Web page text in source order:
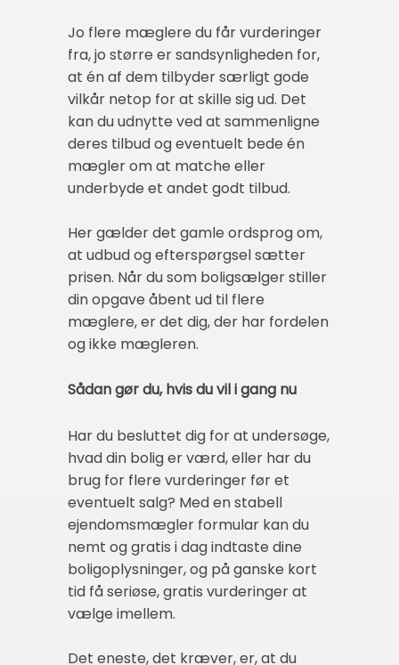
Jo flere mæglere du får vurderinger
fra, jo større er sandsynligheden for,
at én af dem tilbyder særligt gode
vilkår netop for at skille sig ud. Det
kan du udnytte ved at sammenligne
deres tilbud og eventuelt bede én
mægler om at matche eller
underbyde et andet godt tilbud.
Her gælder det gamle ordsprog om,
at udbud og efterspørgsel sætter
prisen. Når du som boligsælger stiller
din opgave åbent ud til flere
mæglere, er det dig, der har fordelen
og ikke mægleren.
Sådan gør du, hvis du vil i gang nu
Har du besluttet dig for at undersøge,
hvad din bolig er værd, eller har du
brug for flere vurderinger før et
eventuelt salg? Med en stabell
ejendomsmægler formular kan du
nemt og gratis i dag indtaste dine
boligoplysninger, og på ganske kort
tid få seriøse, gratis vurderinger at
vælge imellem.
Det eneste, det kræver, er, at du